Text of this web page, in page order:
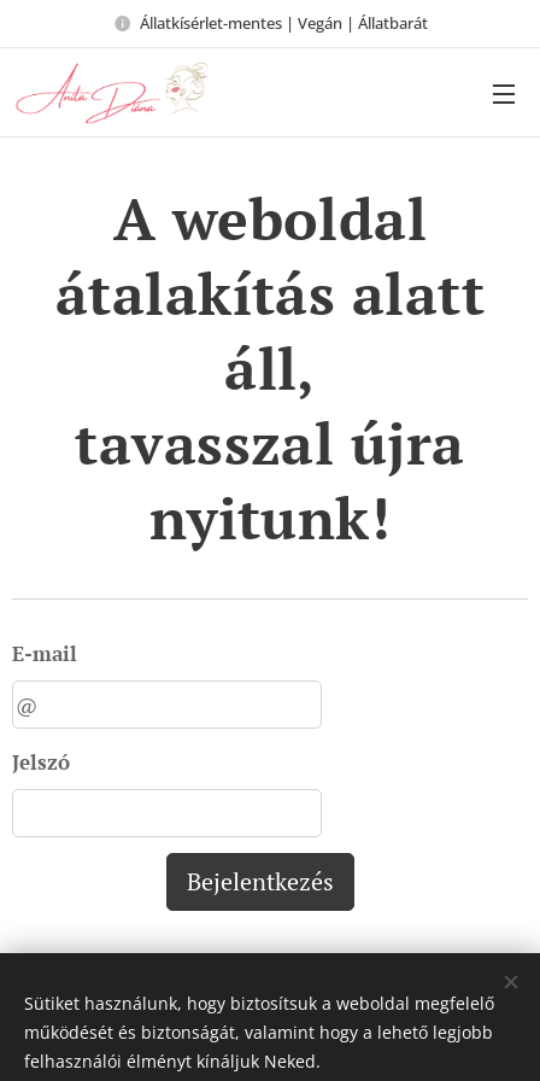
Állatkísérlet-mentes | Vegán | Állatbarát
A weboldal
átalakítás alatt
áll,
tavasszal újra
nyitunk!
E-mail
Jelszó
Bejelentkezés
Impresszum:
Sütiket használunk, hogy biztosítsuk a weboldal megfelelő
működését és biztonságát, valamint hogy a lehető legjobb
felhasználói élményt kínáljuk Neked.